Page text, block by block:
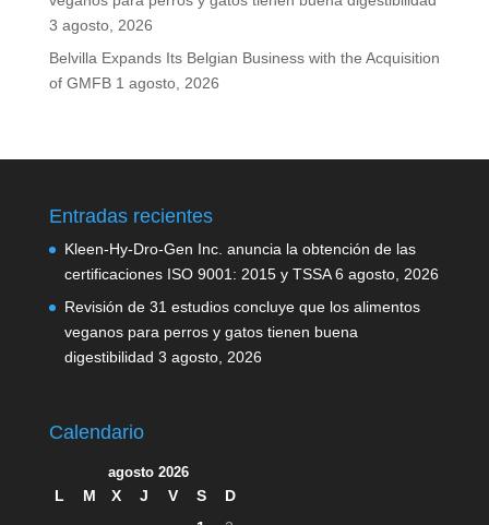
3 agosto, 2026
Belvilla Expands Its Belgian Business with the Acquisition
of GMFB 1 agosto, 2026
Entradas recientes
Kleen-Hy-Dro-Gen Inc. anuncia la obtención de las
certificaciones ISO 9001: 2015 y TSSA 6 agosto, 2026
Revisión de 31 estudios concluye que los alimentos
veganos para perros y gatos tienen buena
digestibilidad 3 agosto, 2026
Calendario
agosto 2026
L M X J V S
D